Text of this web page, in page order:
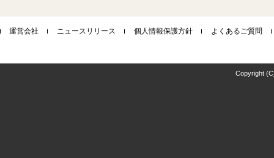
運営会社 ニュースリリース 個人情報保護方針 よくあるご質問
Copyright